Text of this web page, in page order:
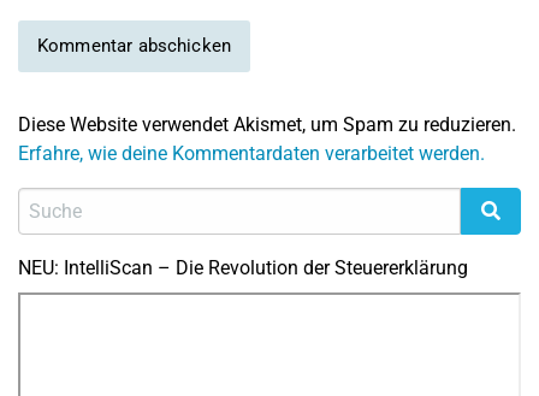
Diese Website verwendet Akismet, um Spam zu reduzieren.
Erfahre, wie deine Kommentardaten verarbeitet werden.
NEU: IntelliScan – Die Revolution der Steuererklärung